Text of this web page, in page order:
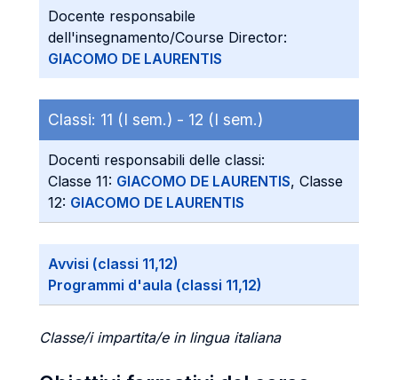
Docente responsabile
dell'insegnamento/Course Director:
GIACOMO DE LAURENTIS
Classi: 11 (I sem.) - 12 (I sem.)
Docenti responsabili delle classi:
Classe 11: GIACOMO DE LAURENTIS, Classe
12: GIACOMO DE LAURENTIS
Avvisi (classi 11,12)
Programmi d'aula (classi 11,12)
Classe/i impartita/e in lingua italiana